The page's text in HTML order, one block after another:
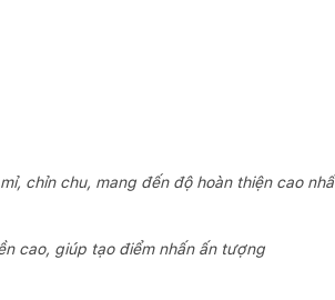
chỉn chu, mang đến độ hoàn thiện cao
cao, giúp tạo điểm nhấn ấn tượng